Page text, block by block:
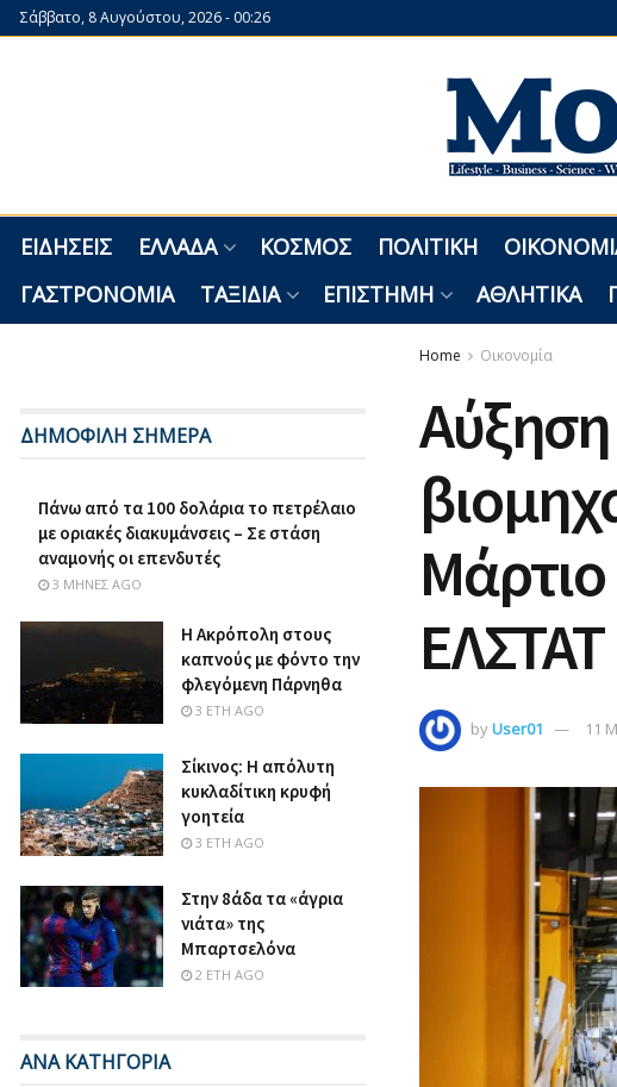
Σάββατο, 8 Αυγούστου, 2026 - 00:26
ΕΙΔΉΣΕΙΣ ΕΛΛΆΔΑ ΚΌΣΜΟΣ ΠΟΛΙΤΙΚΉ
ΓΑΣΤΡΟΝΟΜΊΑ
ΤΑΞΊΔΙΑ ΕΠΙΣΤΉΜΗ ΑΘΛΗΤΙΚΆ
Home Οικονομία
Μάρτιο
ΕΛΣΤΑΤ
byUser01 11
ΔΗΜΟΦΙΛΗ ΣΗΜΕΡΑ
Πάνω από τα 100 δολάρια το πετρέλαιο
με οριακές διακυμάνσεις – Σε στάση
αναμονής οι επενδυτές
3 ΜΉΝΕΣ AGO
Η Ακρόπολη στους
καπνούς με φόντο την
φλεγόμενη Πάρνηθα
3 ΈΤΗ AGO
Σίκινος: Η απόλυτη
κυκλαδίτικη κρυφή
γοητεία
3 ΈΤΗ AGO
Στην 8άδα τα «άγρια
νιάτα» της
Μπαρτσελόνα
2 ΈΤΗ AGO
ΑΝΑ ΚΑΤΗΓΟΡΙΑ